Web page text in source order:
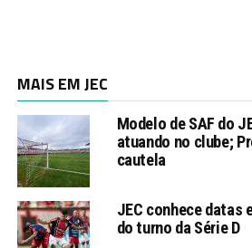
MAIS EM JEC
Modelo de SAF do
atuando no clube;
cautela
JEC conhece datas
do turno da Série D